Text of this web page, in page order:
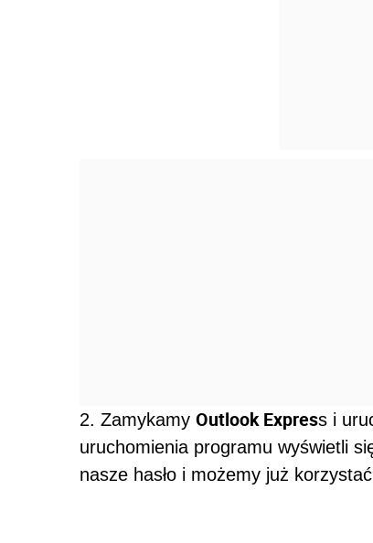
2. Zamykamy Outlook Express i
uruchomienia programu wyświetli
nasze hasło i możemy już